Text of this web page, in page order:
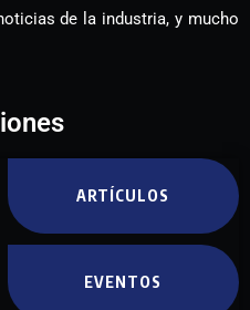
de la industria, y mucho
ARTÍCULOS
EVENTOS